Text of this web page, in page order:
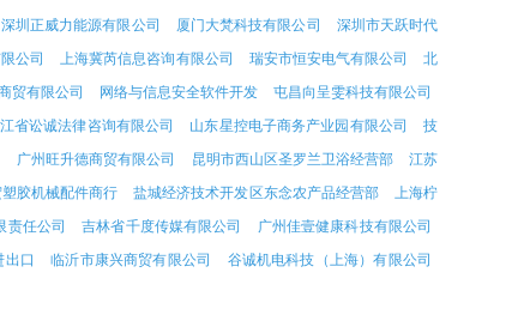
深圳正威力能源有限公司 厦门大梵科技有限公司
深圳市天跃时代
公司 上海冀芮信息咨询有限公司 瑞安市恒安电气有限公司
北
贸有限公司 网络与信息安全软件开发
屯昌向呈雯科技有限公司
省讼诚法律咨询有限公司 山东星控电子商务产业园有限公司
技
广州旺升德商贸有限公司 昆明市西山区圣罗兰卫浴经营部
江苏
胶机械配件商行 盐城经济技术开发区东念农产品经营部
上海柠
责任公司 吉林省千度传媒有限公司
广州佳壹健康科技有限公司
出口 临沂市康兴商贸有限公司
谷诚机电科技（上海）有限公司